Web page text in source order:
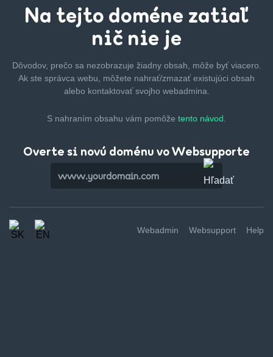
Na tejto doméne zatiaľ
nič nie je
Dôvodov, prečo sa nezobrazuje žiadny obsah, môže byťviacero.
Ak ste správca webu, môžete nahrať/zmazaťexistujúci obsah
alebo kontaktovať svojho webadmina.
S nahraním obsahu vám pomôže tento návod.
Overte si novú doménu vo Websupporte
Webadmin Websupport Help